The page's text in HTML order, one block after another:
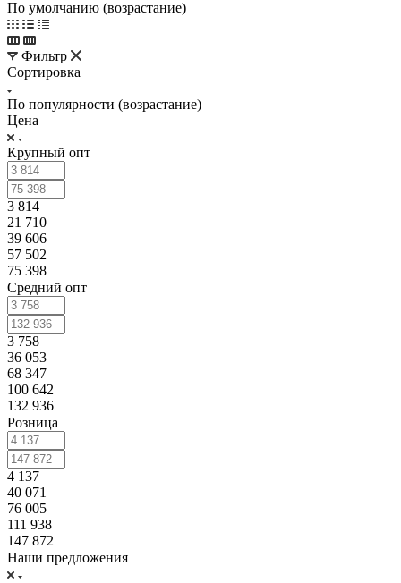
По умолчанию (возрастание)
Фильтр
Сортировка
По популярности (возрастание)
Цена
Крупный опт
3 814
21 710
39 606
57 502
75 398
Средний опт
3 758
36 053
68 347
100 642
132 936
Розница
4 137
40 071
76 005
111 938
147 872
Наши предложения